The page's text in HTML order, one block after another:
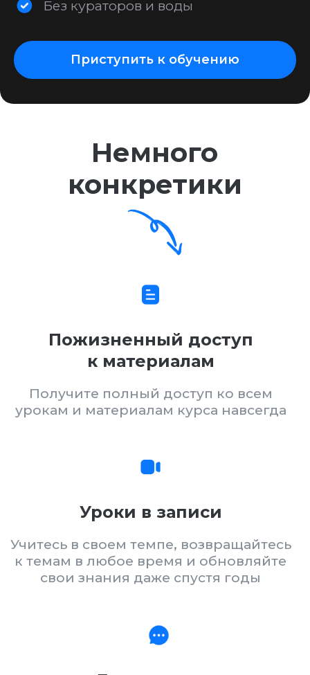
конкретики
Пожизненный доступ
к материалам
Получите полный доступ ко всем
урокам и материалам курса навсегда
Учитесь в своем темпе, возвращайтесь
к темам в любое время и обновляйте
Доступ к чату
разработчиками: более 100 человек,
готовых помочь
Освойте полный цикл разработки: от
написания ТЗ до публикации